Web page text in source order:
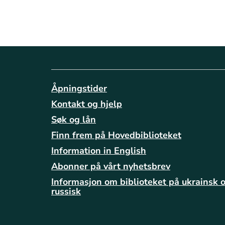
Åpningstider
Kontakt og hjelp
Søk og lån
Finn frem på Hovedbiblioteket
Information in English
Abonner på vårt nyhetsbrev
Informasjon om biblioteket på ukrainsk
russisk